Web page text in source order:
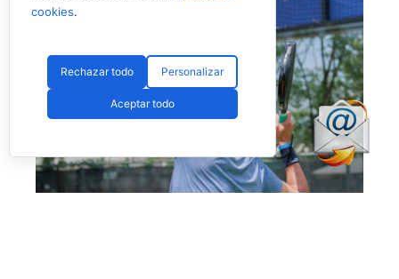
cookies.
Rechazar todo Personalizar
Aceptar todo